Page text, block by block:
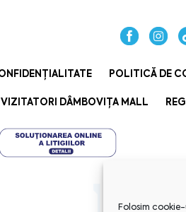
Folosim
POLITICĂ DE
DÂMBOVIȚA MALL